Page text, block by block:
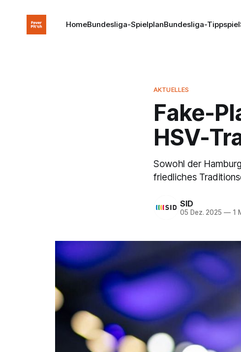
HomeBundesliga-SpielplanBundesliga-Tippspiel
AKTUELLES
Fake-
HSV-
Sowohl der
friedliches
SID
05 Dez. 2025 —1